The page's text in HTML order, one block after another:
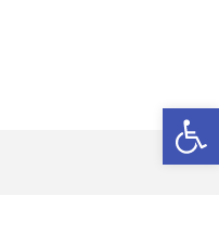
פתח סרגל נגישות